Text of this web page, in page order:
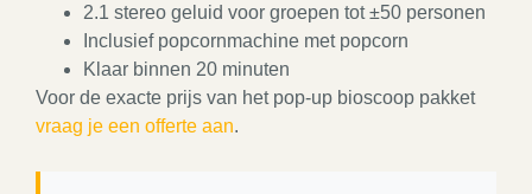
2.1 stereo geluid voor groepen tot ±50 personen
Inclusief popcornmachine met popcorn
Klaar binnen 20 minuten
Voor de exacte prijs van het pop-up bioscoop pakket
vraag je een offerte aan.